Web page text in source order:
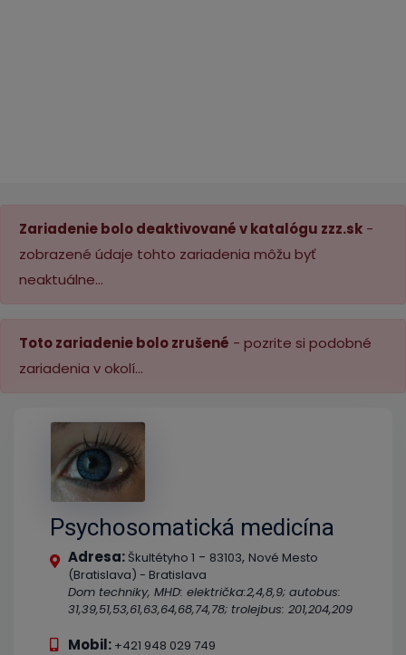
Zariadenie bolo deaktivované v katalógu zzz.sk -
zobrazené údaje tohto zariadenia môžu byť
neaktuálne...
Toto zariadenie bolo zrušené - pozrite si podobné
zariadenia v okolí...
Psychosomatická medicína
Adresa: Škultétyho 1 - 83103, Nové Mesto
(Bratislava) - Bratislava
Dom techniky, MHD: električka:2,4,8,9; autobus:
31,39,51,53,61,63,64,68,74,78; trolejbus: 201,204,209
Mobil: +421 948 029 749